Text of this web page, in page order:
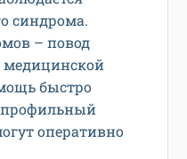
синдрома.
– повод
медицинской
быстро
профильный
оперативно